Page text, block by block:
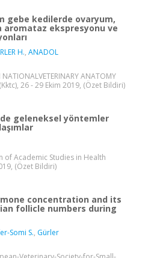
gebe kedilerde ovaryum,
ekspresyonu ve
H., ANADOL
ANATOMY
(Kktc), 26 - 29 Ekim 2019, (Özet Bildiri)
geleneksel yöntemler
of Academic Studies in Health
(Özet Bildiri)
concentration and its
follicle numbers during
Somi S., Gürler